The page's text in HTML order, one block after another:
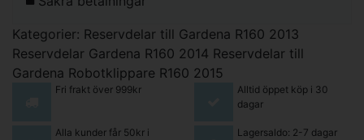
Kategorier: Reservdelar till Gardena R160 2013
Reservdelar Gardena R160 2014 Reservdelar till
Gardena Robotklippare R160 2015
Fri frakt över 999kr
Alltid öppet köp i 30
dagar
Alla kunder får 50kr i
Lagersaldo: 2-7 dagar